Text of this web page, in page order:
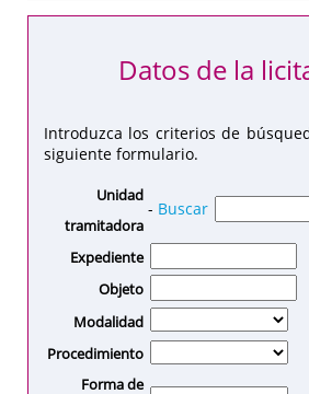
Introduzca los criterios de
siguiente formulario.
Datos de la
Unidad
tramitadora
- Buscar
Expediente
Objeto
Modalidad
Procedimiento
Forma de